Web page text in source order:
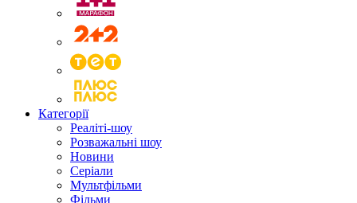
Категорії
Реаліті-шоу
Розважальні шоу
Новини
Серіали
Мультфільми
Фільми